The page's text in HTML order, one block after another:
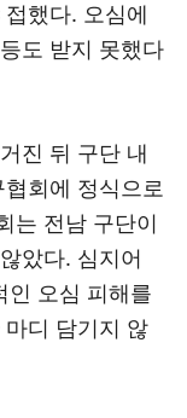
했다. 오심에
도 받지 못했다
진 뒤 구단 내
회에 정식으로
는 전남 구단이
았다. 심지어
인 오심 피해를
디 담기지 않